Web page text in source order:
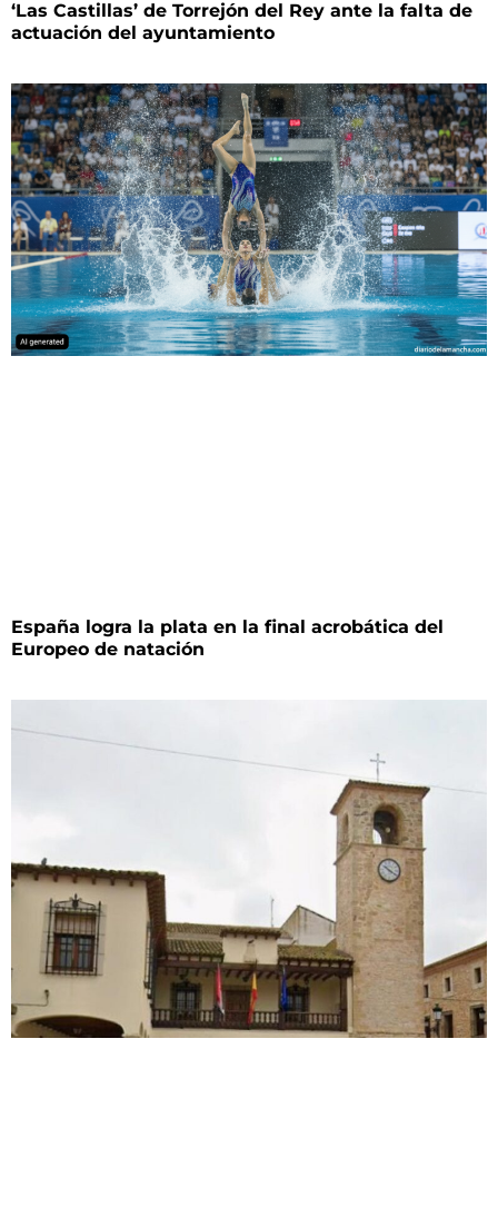
‘Las Castillas’ de Torrejón del Rey ante la falta de
actuación del ayuntamiento
España logra la plata en la final acrobática del
Europeo de natación